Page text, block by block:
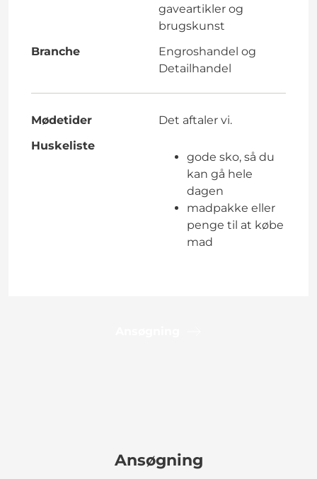
gaveartikler og
brugskunst
Branche
Engroshandel og
Detailhandel
Mødetider
Det aftaler vi.
Huskeliste
gode sko, så du
kan gå hele
dagen
madpakke eller
penge til at købe
mad
Ansøgning